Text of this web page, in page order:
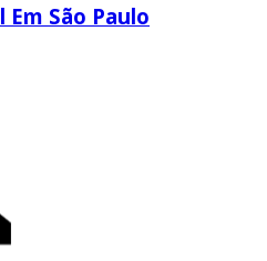
São Paulo